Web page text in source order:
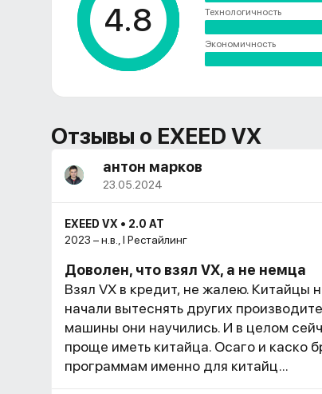
4.8
Технологичность
Экономичность
Отзывы о EXEED VX
антон марков
23.05.2024
EXEED VX • 2.0 AT
2023 – н.в., I Рестайлинг
Доволен, что взял VX, а не немца
Взял VX в кредит, не жалею. Китайцы
начали вытеснять других
машины они научились. И в целом
проще иметь китайца. Осаго и каско
программам именно для китайц...